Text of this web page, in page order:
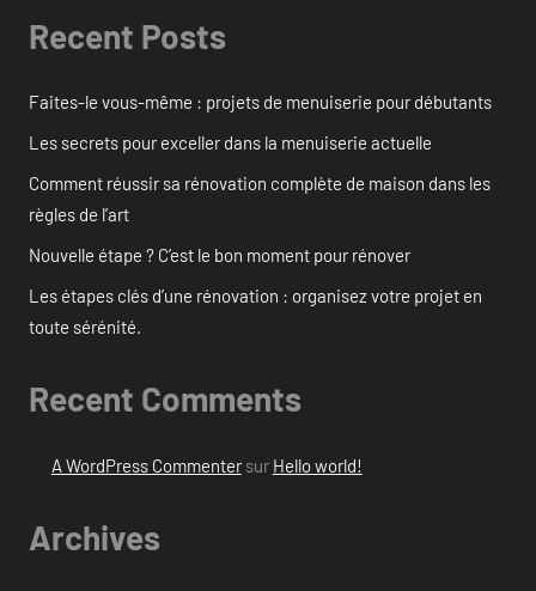
Recent Posts
Faites-le vous-même : projets de menuiserie pour débutants
Les secrets pour exceller dans la menuiserie actuelle
Comment réussir sa rénovation complète de maison dans les
règles de l’art
Nouvelle étape ? C’est le bon moment pour rénover
Les étapes clés d’une rénovation : organisez votre projet en
toute sérénité.
Recent Comments
A WordPress Commentersur Hello world!
Archives